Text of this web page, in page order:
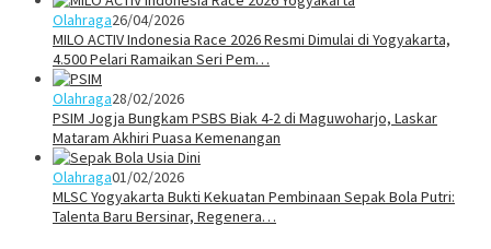
Olahraga26/04/2026
MILO ACTIV Indonesia Race 2026 Resmi Dimulai di Yogyakarta,
4.500 Pelari Ramaikan Seri Pem…
Olahraga28/02/2026
PSIM Jogja Bungkam PSBS Biak 4-2 di Maguwoharjo, Laskar
Mataram Akhiri Puasa Kemenangan
Olahraga01/02/2026
MLSC Yogyakarta Bukti Kekuatan Pembinaan Sepak Bola Putri:
Talenta Baru Bersinar, Regenera…